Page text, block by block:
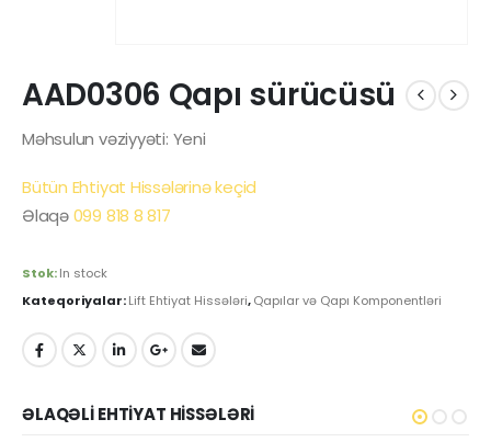
AAD0306 Qapı sürücüsü
Məhsulun vəziyyəti: Yeni
Bütün Ehtiyat Hissələrinə keçid
Əlaqə099 818 8 817
Stok:In stock
Kateqoriyalar:Lift Ehtiyat Hissələri,Qapılar və Qapı Komponentləri
ƏLAQƏLI EHTIYAT HISSƏLƏRI